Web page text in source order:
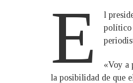
E
l
político
«Voy a
la posibilidad de que